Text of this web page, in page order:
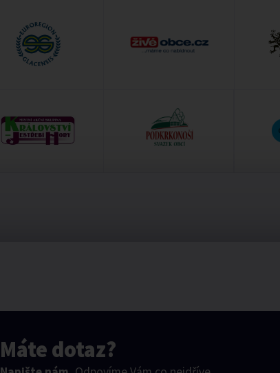
Máte dotaz?